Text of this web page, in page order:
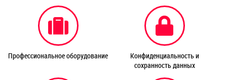
Профессиональное оборудование
Конфиденциальность и
сохранность данных